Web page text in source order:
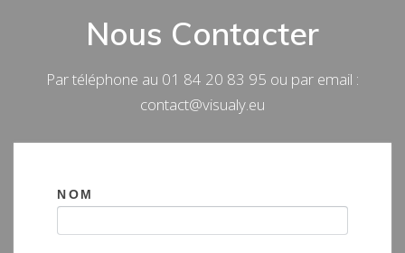
Nous Contacter
Par téléphone au 01 84 20 83 95 ou par email :
contact@visualy.eu
NOM